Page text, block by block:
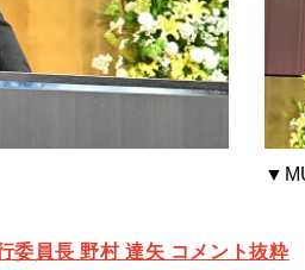
委員長 野村 達矢 コメント抜粋